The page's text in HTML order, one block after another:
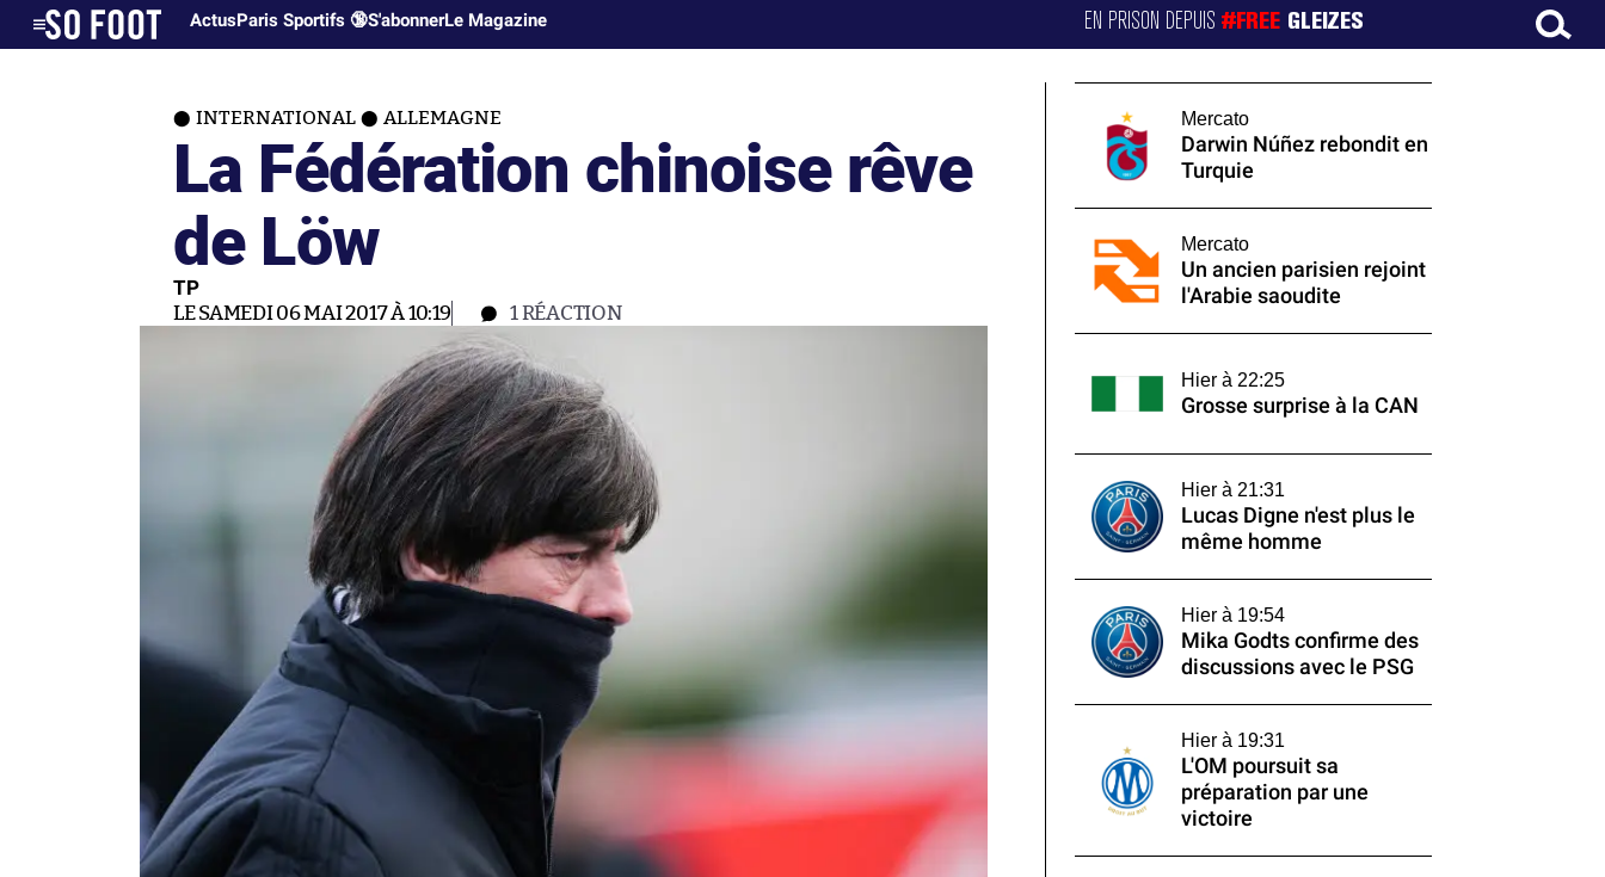
ActusParis Sportifs 🔞S'abonnerLe Magazine EN PRISON DEPUIS#FREE GLEIZES
INTERNATIONAL ALLEMAGNE
La Fédération chinoise rêve
de Löw
TP
LE SAMEDI 06 MAI 2017 À 10:19 1 RÉACTION
Mercato
Darwin Núñez rebondit en
Turquie
Mercato
Un ancien parisien rejoint
l'Arabie saoudite
Hier à 22:25
Grosse surprise à la CAN
Hier à 21:31
Lucas Digne n'est plus le
même homme
Hier à 19:54
Mika Godts confirme des
discussions avec le PSG
Hier à 19:31
L'OM poursuit sa
préparation par une
victoire